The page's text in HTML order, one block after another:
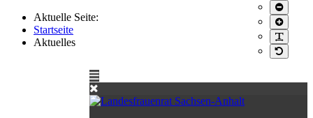
Schrift
kleiner
Schrift
größer
Aktuelle Seite:
Startseite
Aktuelles